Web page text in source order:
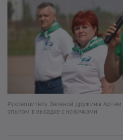
Руководитель Зеленой дружины Артем
опытом в высадке с новичками